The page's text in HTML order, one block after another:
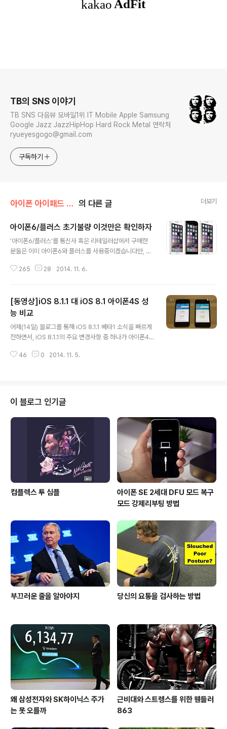
TB의 SNS 이야기
TB SNS 다음뷰 모바일1위 IT Mobile Apple Samsung
Google Jazz JazzHipHop Hard Rock Metal 연락처
ryueyesgogo@gmail.com
구독하기
아이폰 아이패드 강좌 의 다른 글 더보기
아이폰6/플러스 초기불량 이것만은 확인하자
'아이폰6/플러스'를 통신사 혹은 리테일러샵에서 구매한
분들은 이미 아이폰6와 플러스를 사용중이겠습니다만, 애
시작됐습니다. 늦어도 다음주 10일이면 기기가 도착 할 것
플레이 불량화소 점검하기 최근들어, 디스플레이 불량화소
는 거의 없습니다만 아이폰3GS 시절만 하더라도 디스플
레이 불량화소가 꽤 있었습니다. 올드 유저들이라면 당연
히 가장 처음 하는 것이고, 아래의 단계를 거쳐서 간단하게
확인할 수 있습니다. Step.1 우선 모바일 사파리 브라우저
를 열고 www.appleservedup.com 에 접속합니다.
265 28 2014. 11. 6.
[동영상]iOS 8.1.1 대 iOS 8.1 아이폰4S 성
능 비교
어제(14일) 블로그를 통해 iOS 8.1.1 베타1 소식을 빠르게
전하면서, iOS 8.1.1의 주요 변경사항 중 하나가 아이폰4S
는 이와 관련된 iOS 8.1 이 설치된 아이폰4S와 iOS 8.1.1
도, 서드-파티 앱 구동 속도 비교 부터 Geekbench 벤치
마크 점수까지 확인합니다. 이런 방식의 테스트는 대략적
인 느낌에 의존하는 비과학적인 방식의 테스트입니다. 비
슷한 테스트 유형으로는 드롭테스트가 있죠. 그러나, 드롭
테스트가 비과학적이라 할 지라도, 실생활에서 일반..
46 0 2014. 11. 5.
이 블로그 인기글
컴플렉스 투 심플
아이폰 SE 2세대 DFU 모드 복구
모드 강제리부팅 방법
부끄러운 줄을 알아야지 당신의 요통을 검사하는 방법
왜 삼성전자와 SK하이닉스 주가
는 못 오를까
근비대와 스트렝스를 위한 웬들러
863